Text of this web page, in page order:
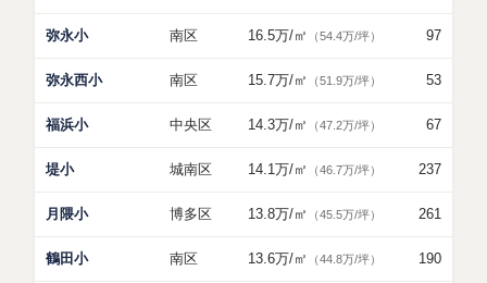
弥永小 南区 16.5万/㎡ （54.4万/坪） 97
弥永西小 南区 15.7万/㎡ （51.9万/坪） 53
福浜小 中央区 14.3万/㎡ （47.2万/坪） 67
堤小 城南区 14.1万/㎡ （46.7万/坪） 237
月隈小 博多区 13.8万/㎡ （45.5万/坪） 261
鶴田小 南区 13.6万/㎡ （44.8万/坪） 190